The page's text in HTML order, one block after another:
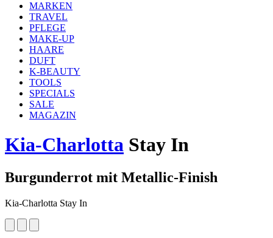
MARKEN
TRAVEL
PFLEGE
MAKE-UP
HAARE
DUFT
K-BEAUTY
TOOLS
SPECIALS
SALE
MAGAZIN
Kia-Charlotta Stay In
Burgunderrot mit Metallic-Finish
Kia-Charlotta Stay In